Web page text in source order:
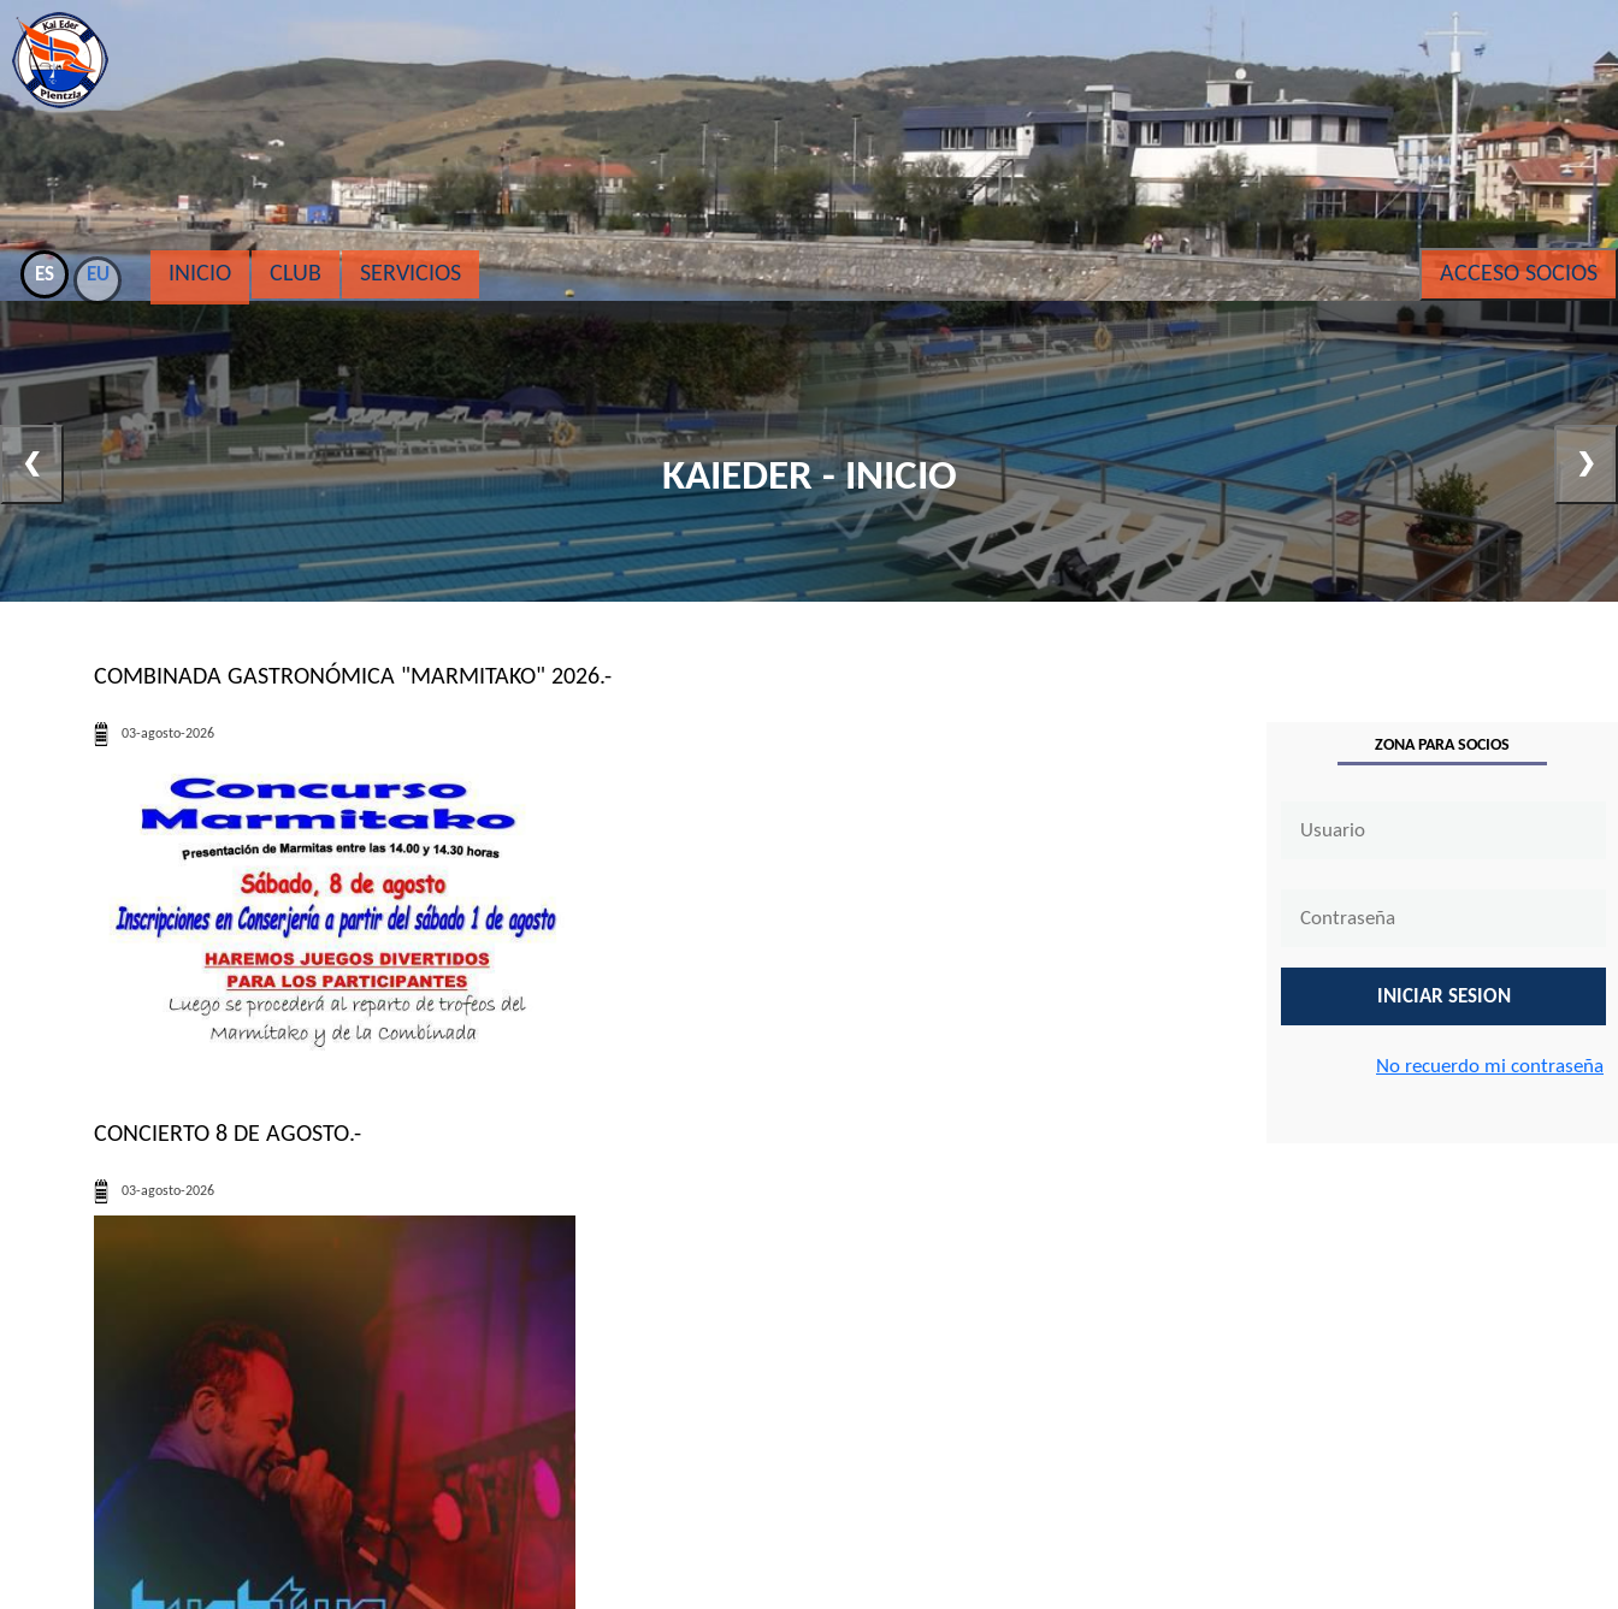
ES EU INICIO CLUB SERVICIOS ACCESO SOCIOS
KAIEDER - INICIO
❮ ❯
COMBINADA GASTRONÓMICA "MARMITAKO" 2026.-
03-agosto-2026
CONCIERTO 8 DE AGOSTO.-
03-agosto-2026
ZONA PARA SOCIOS
INICIAR SESION
No recuerdo mi contraseña